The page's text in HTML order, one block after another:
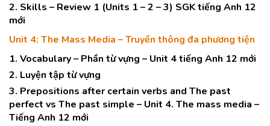
2. Skills – Review 1 (Units 1 – 2 – 3) SGK tiếng Anh 12
mới
Unit 4: The Mass Media – Truyền thông đa phương tiện
1. Vocabulary – Phần từ vựng – Unit 4 tiếng Anh 12 mới
2. Luyện tập từ vựng
3. Prepositions after certain verbs and The past
perfect vs The past simple – Unit 4. The mass media –
Tiếng Anh 12 mới